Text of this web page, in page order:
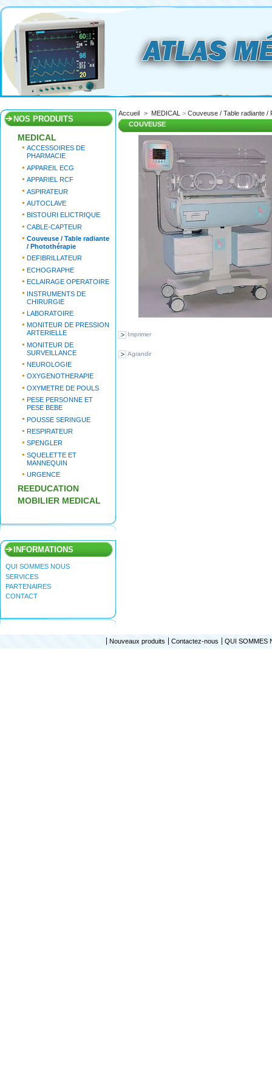
NOS PRODUITS
MEDICAL
ACCESSOIRES DE
PHARMACIE
APPAREIL ECG
APPARIEL RCF
ASPIRATEUR
AUTOCLAVE
BISTOURI ELICTRIQUE
CABLE-CAPTEUR
Couveuse / Table radiante
/ Photothérapie
DEFIBRILLATEUR
ECHOGRAPHE
ECLAIRAGE OPERATOIRE
INSTRUMENTS DE
CHIRURGIE
LABORATOIRE
MONITEUR DE PRESSION
ARTERIELLE
MONITEUR DE
SURVEILLANCE
NEUROLOGIE
OXYGENOTHERAPIE
OXYMETRE DE POULS
PESE PERSONNE ET
PESE BEBE
POUSSE SERINGUE
RESPIRATEUR
SPENGLER
SQUELETTE ET
MANNEQUIN
URGENCE
REEDUCATION
MOBILIER MEDICAL
INFORMATIONS
QUI SOMMES NOUS
SERVICES
PARTENAIRES
CONTACT
Accueil > MEDICAL >Couveuse / Table radiante /
COUVEUSE
Imprimer
Agrandir
Nouveaux produits Contactez-nous QUI SOMMES